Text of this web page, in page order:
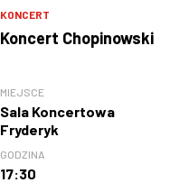
KONCERT
Koncert Chopinowski
MIEJSCE
Sala Koncertowa
Fryderyk
GODZINA
17:30